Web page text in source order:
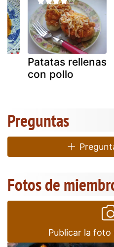
Patatas rellenas
con pollo
Preguntas
Fotos de
Publicar la foto